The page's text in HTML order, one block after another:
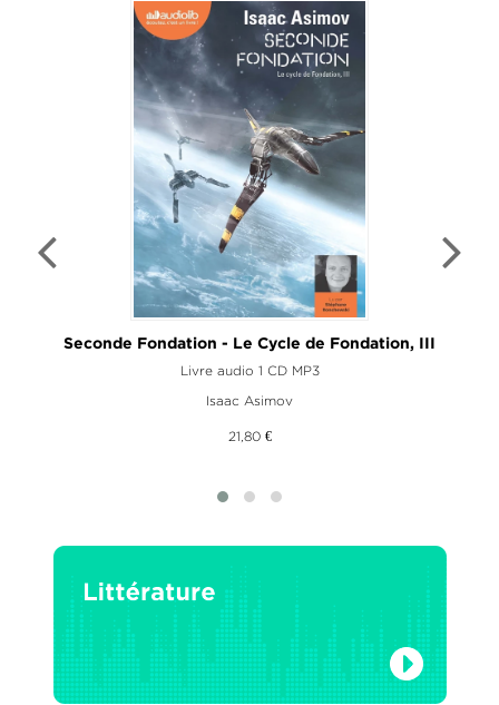
Seconde Fondation - Le Cycle de Fondation, III
Livre audio 1 CD MP3
Isaac Asimov
21,80 €